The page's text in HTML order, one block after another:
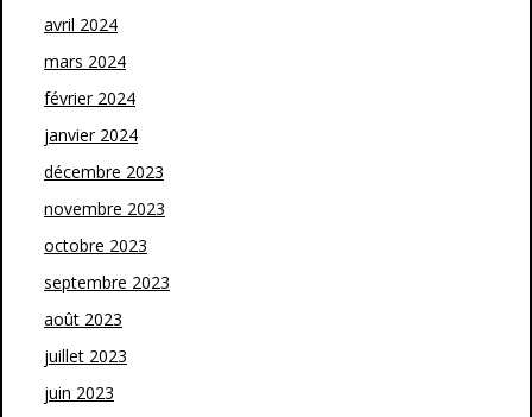
avril 2024
mars 2024
février 2024
janvier 2024
décembre 2023
novembre 2023
octobre 2023
septembre 2023
août 2023
juillet 2023
juin 2023